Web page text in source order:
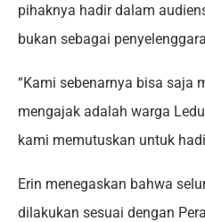
pihaknya hadir dalam
bukan sebagai
“Kami sebenarnya bisa saja
mengajak adalah warga
kami memutuskan untuk
Erin menegaskan bahwa
dilakukan sesuai dengan